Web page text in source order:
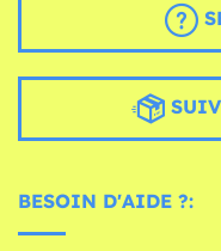
BESOIN D'AIDE ?: